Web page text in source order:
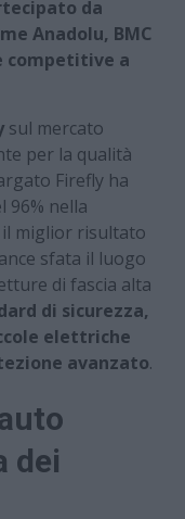
da
Anadolu, BMC
competitive a
sul mercato
per la qualità
Firefly ha
nella
miglior risultato
sfata il luogo
di fascia alta
di sicurezza,
elettriche
avanzato.
dei